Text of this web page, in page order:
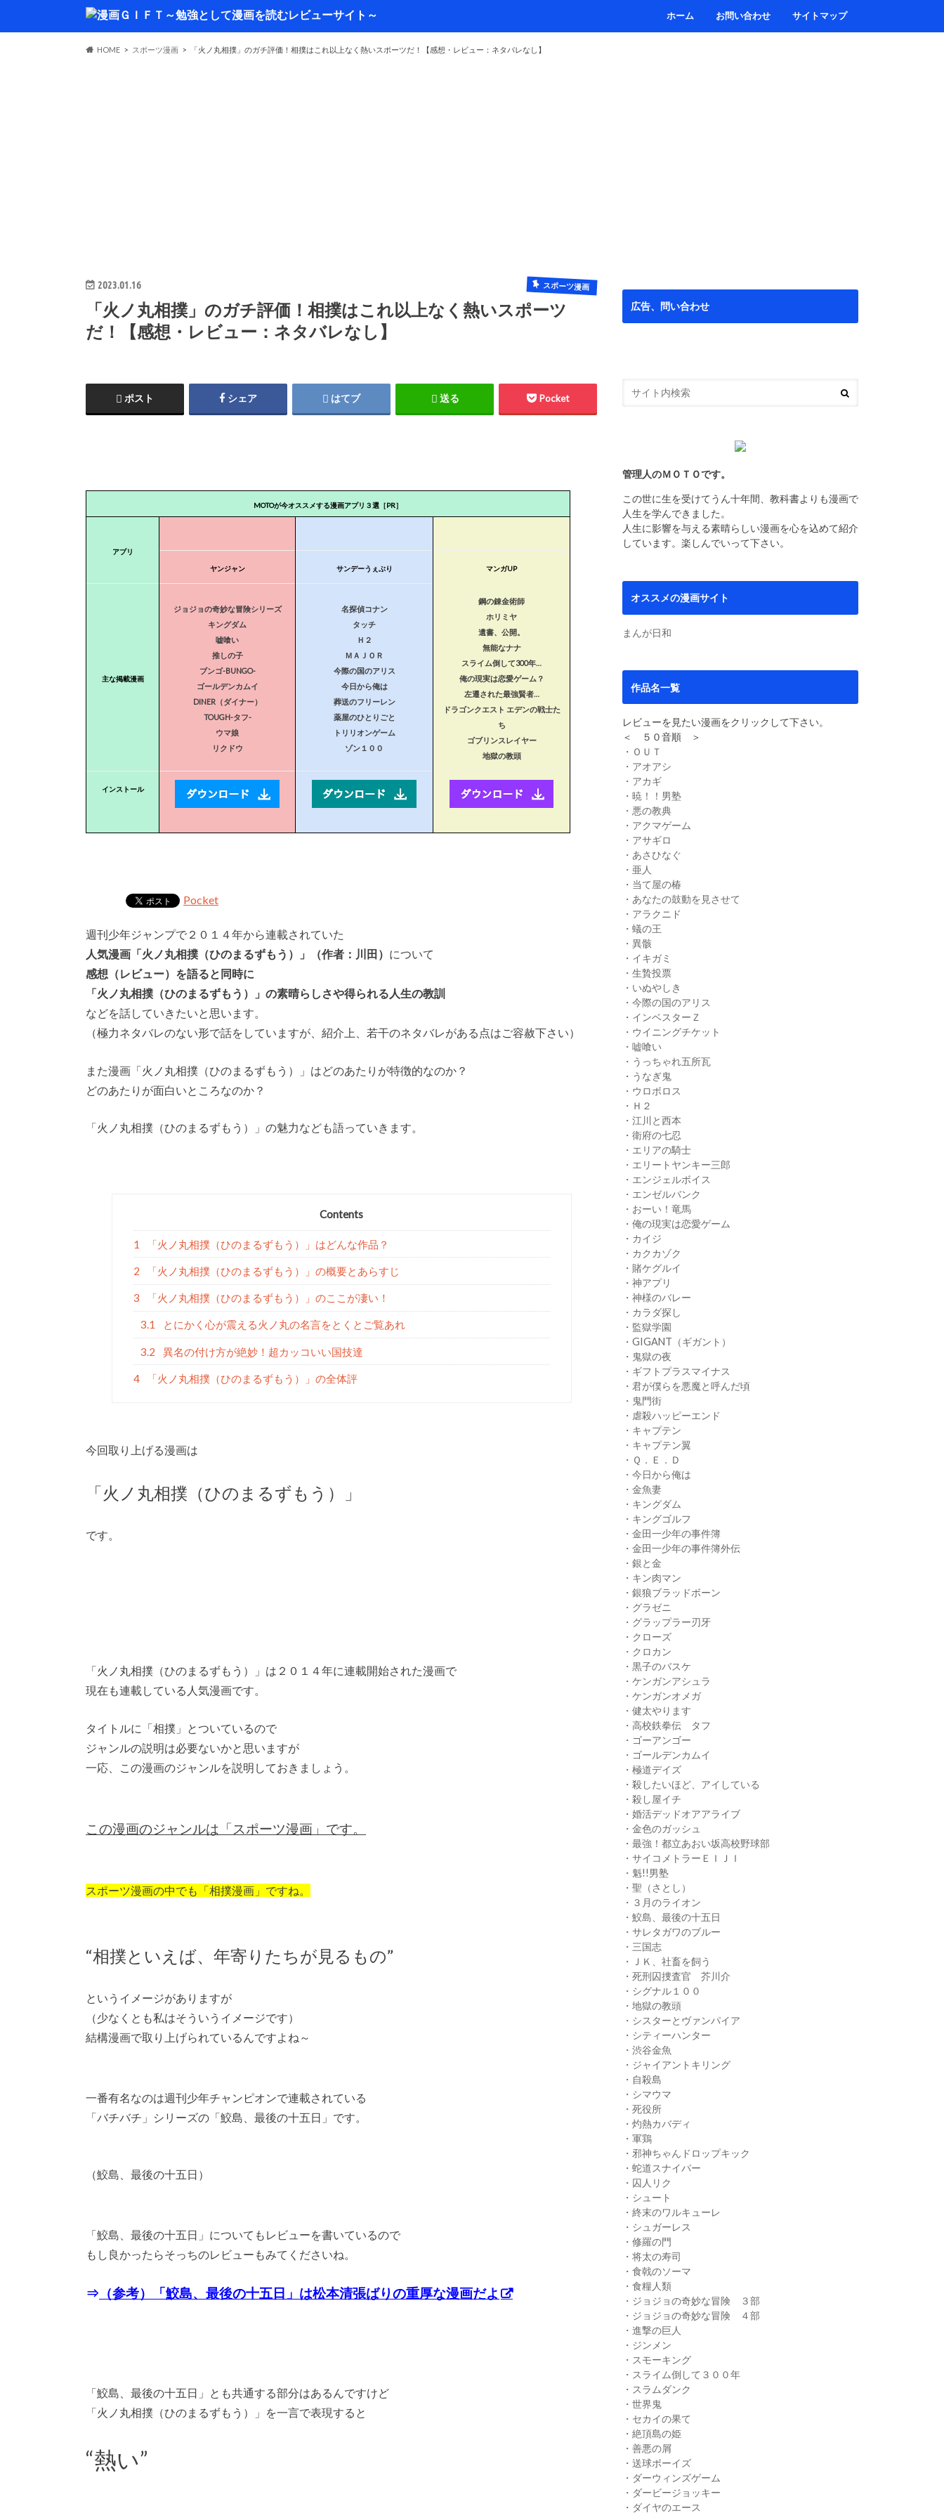
ホーム お問い合わせ サイトマップ
HOME スポーツ漫画 「火ノ丸相撲」のガチ評価！相撲はこれ以上なく熱いスポーツだ！【感想・レビュー：ネタバレなし】
2023.01.16 スポーツ漫画
「火ノ丸相撲」のガチ評価！相撲はこれ以上なく熱いスポーツ
だ！【感想・レビュー：ネタバレなし】
ポスト シェア はてブ 送る Pocket
MOTOが今オススメする漫画アプリ３選［PR］
アプリ
ヤンジャン
サンデーうぇぶり マンガUP
主な掲載漫画
ジョジョの奇妙な冒険シリーズ
キングダム
嘘喰い
推しの子
ブンゴ-BUNGO-
ゴールデンカムイ
DINER（ダイナー）
TOUGH-タフ-
ウマ娘
リクドウ
名探偵コナン
タッチ
Ｈ２
ＭＡＪＯＲ
今際の国のアリス
今日から俺は
葬送のフリーレン
薬屋のひとりごと
トリリオンゲーム
ゾン１００
鋼の錬金術師
ホリミヤ
遺書、公開。
無能なナナ
スライム倒して300年…
俺の現実は恋愛ゲーム？
左遷された最強賢者…
ドラゴンクエスト エデンの戦士た
ち
ゴブリンスレイヤー
地獄の教頭
インストール
Pocket
週刊少年ジャンプで２０１４年から連載されていた
人気漫画「火ノ丸相撲（ひのまるずもう）」（作者：川田） について
感想（レビュー）を語ると同時に
「火ノ丸相撲（ひのまるずもう）」の素晴らしさや得られる人生の教訓
などを話していきたいと思います。
（極力ネタバレのない形で話をしていますが、紹介上、若干のネタバレがある点はご容赦下さい）
また漫画「火ノ丸相撲（ひのまるずもう）」はどのあたりが特徴的なのか？
どのあたりが面白いところなのか？
「火ノ丸相撲（ひのまるずもう）」の魅力なども語っていきます。
Contents
1 「火ノ丸相撲（ひのまるずもう）」はどんな作品？
2 「火ノ丸相撲（ひのまるずもう）」の概要とあらすじ
3 「火ノ丸相撲（ひのまるずもう）」のここが凄い！
3.1 とにかく心が震える火ノ丸の名言をとくとご覧あれ
3.2 異名の付け方が絶妙！超カッコいい国技達
4 「火ノ丸相撲（ひのまるずもう）」の全体評
今回取り上げる漫画は
「火ノ丸相撲（ひのまるずもう）」
です。
「火ノ丸相撲（ひのまるずもう）」は２０１４年に連載開始された漫画で
現在も連載している人気漫画です。
タイトルに「相撲」とついているので
ジャンルの説明は必要ないかと思いますが
一応、この漫画のジャンルを説明しておきましょう。
この漫画のジャンルは「スポーツ漫画」です。
スポーツ漫画の中でも「相撲漫画」ですね。
“相撲といえば、年寄りたちが見るもの”
というイメージがありますが
（少なくとも私はそういうイメージです）
結構漫画で取り上げられているんですよね～
一番有名なのは週刊少年チャンピオンで連載されている
「バチバチ」シリーズの「鮫島、最後の十五日」です。
（鮫島、最後の十五日）
「鮫島、最後の十五日」についてもレビューを書いているので
もし良かったらそっちのレビューもみてくださいね。
⇒ （参考）「鮫島、最後の十五日」は松本清張ばりの重厚な漫画だよ
「鮫島、最後の十五日」とも共通する部分はあるんですけど
「火ノ丸相撲（ひのまるずもう）」を一言で表現すると
“熱い”
広告、問い合わせ
管理人のＭＯＴＯです。
この世に生を受けてうん十年間、教科書よりも漫画で
人生を学んできました。
人生に影響を与える素晴らしい漫画を心を込めて紹介
しています。楽しんでいって下さい。
オススメの漫画サイト
まんが日和
作品名一覧
レビューを見たい漫画をクリックして下さい。
＜ ５０音順 ＞
・ＯＵＴ
・アオアシ
・アカギ
・暁！！男塾
・悪の教典
・アクマゲーム
・アサギロ
・あさひなぐ
・亜人
・当て屋の椿
・あなたの鼓動を見させて
・アラクニド
・蟻の王
・異骸
・イキガミ
・生贄投票
・いぬやしき
・今際の国のアリス
・インベスターＺ
・ウイニングチケット
・嘘喰い
・うっちゃれ五所瓦
・うなぎ鬼
・ウロボロス
・Ｈ２
・江川と西本
・衛府の七忍
・エリアの騎士
・エリートヤンキー三郎
・エンジェルボイス
・エンゼルバンク
・おーい！竜馬
・俺の現実は恋愛ゲーム
・カイジ
・カクカゾク
・賭ケグルイ
・神アプリ
・神様のバレー
・カラダ探し
・監獄学園
・GIGANT（ギガント）
・鬼獄の夜
・ギフトプラスマイナス
・君が僕らを悪魔と呼んだ頃
・鬼門街
・虐殺ハッピーエンド
・キャプテン
・キャプテン翼
・Ｑ．Ｅ．Ｄ
・今日から俺は
・金魚妻
・キングダム
・キングゴルフ
・金田一少年の事件簿
・金田一少年の事件簿外伝
・銀と金
・キン肉マン
・銀狼ブラッドボーン
・グラゼニ
・グラップラー刃牙
・クローズ
・クロカン
・黒子のバスケ
・ケンガンアシュラ
・ケンガンオメガ
・健太やります
・高校鉄拳伝 タフ
・ゴーアンゴー
・ゴールデンカムイ
・極道デイズ
・殺したいほど、アイしている
・殺し屋イチ
・婚活デッドオアアライブ
・金色のガッシュ
・最強！都立あおい坂高校野球部
・サイコメトラーＥＩＪＩ
・魁!!男塾
・聖（さとし）
・３月のライオン
・鮫島、最後の十五日
・サレタガワのブルー
・三国志
・ＪＫ、社畜を飼う
・死刑囚捜査官 芥川介
・シグナル１００
・地獄の教頭
・シスターとヴァンパイア
・シティーハンター
・渋谷金魚
・ジャイアントキリング
・自殺島
・シマウマ
・死役所
・灼熱カバディ
・軍鶏
・邪神ちゃんドロップキック
・蛇道スナイパー
・囚人リク
・シュート
・終末のワルキューレ
・シュガーレス
・修羅の門
・将太の寿司
・食戟のソーマ
・食糧人類
・ジョジョの奇妙な冒険 ３部
・ジョジョの奇妙な冒険 ４部
・進撃の巨人
・ジンメン
・スモーキング
・スライム倒して３００年
・スラムダンク
・世界鬼
・セカイの果て
・絶頂島の姫
・善悪の屑
・送球ボーイズ
・ダーウィンズゲーム
・ダービージョッキー
・ダイヤのエース